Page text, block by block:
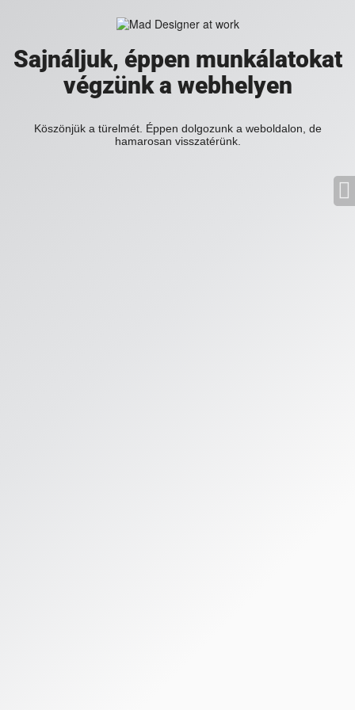
Sajnáljuk, éppen munkálatokat
végzünk a webhelyen
Köszönjük a türelmét. Éppen dolgozunk a weboldalon, de
hamarosan visszatérünk.